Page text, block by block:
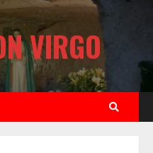
VIRGO